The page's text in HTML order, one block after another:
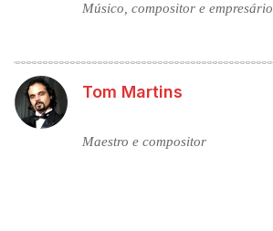
Músico, compositor e empresário
Tom Martins
Maestro e compositor